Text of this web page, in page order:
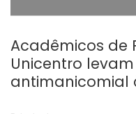
Acadêmicos de
Unicentro
antimanicomial